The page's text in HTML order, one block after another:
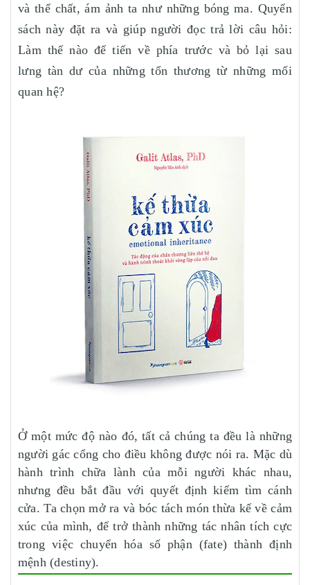
và thể chất, ám ảnh ta như những bóng ma. Quyển
sách này đặt ra và giúp người đọc trả lời câu hỏi:
Làm thế nào để tiến về phía trước và bỏ lại sau
lưng tàn dư của những tổn thương từ những mối
quan hệ?
Ở một mức độ nào đó, tất cả chúng ta đều là những
người gác cổng cho điều không được nói ra. Mặc dù
hành trình chữa lành của mỗi người khác nhau,
nhưng đều bắt đầu với quyết định kiếm tìm cánh
cửa. Ta chọn mở ra và bóc tách món thừa kế về cảm
xúc của mình, để trở thành những tác nhân tích cực
trong việc chuyển hóa số phận (fate) thành định
mệnh (destiny).